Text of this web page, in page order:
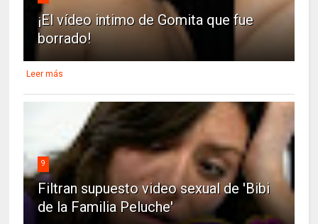
¡El vídeo intimo de Gomita que fue
borrado!
Leer más
9
Filtran supuesto video sexual de 'Bibi
de la Familia Peluche'